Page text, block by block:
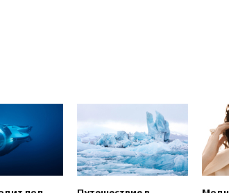
ресторана
протаранил
попытке
вчера, 22:28
анонсировал
соглашение